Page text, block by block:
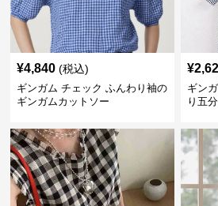
¥4,840 (税込)
ギンガム チェック ふんわり袖の
ギンガムカットソー
¥
ギン
り五